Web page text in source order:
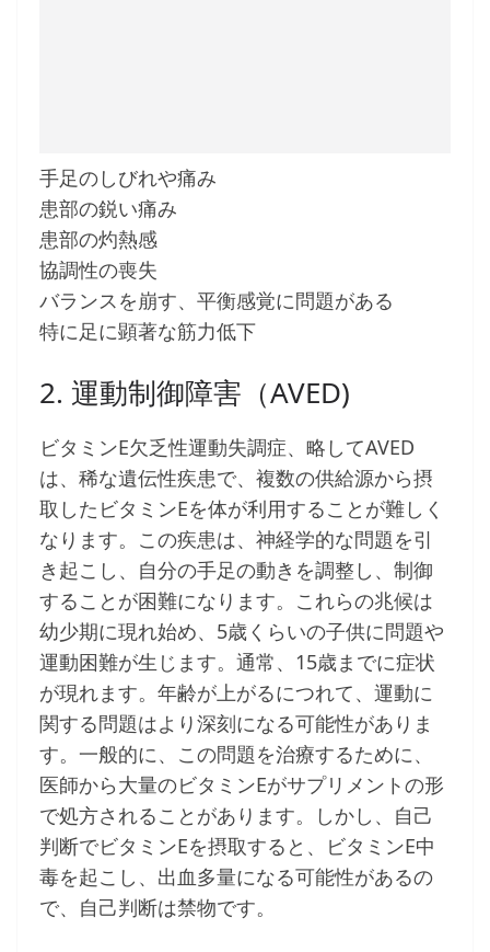
手足のしびれや痛み
患部の鋭い痛み
患部の灼熱感
協調性の喪失
バランスを崩す、平衡感覚に問題がある
特に足に顕著な筋力低下
2. 運動制御障害（AVED)
ビタミンE欠乏性運動失調症、略してAVED
は、稀な遺伝性疾患で、複数の供給源から摂
取したビタミンEを体が利用することが難しく
なります。この疾患は、神経学的な問題を引
き起こし、自分の手足の動きを調整し、制御
することが困難になります。これらの兆候は
幼少期に現れ始め、5歳くらいの子供に問題や
運動困難が生じます。通常、15歳までに症状
が現れます。年齢が上がるにつれて、運動に
関する問題はより深刻になる可能性がありま
す。一般的に、この問題を治療するために、
医師から大量のビタミンEがサプリメントの形
で処方されることがあります。しかし、自己
判断でビタミンEを摂取すると、ビタミンE中
毒を起こし、出血多量になる可能性があるの
で、自己判断は禁物です。